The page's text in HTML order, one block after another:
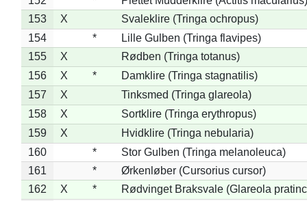
153
X
Svaleklire (Tringa ochropus)
154
*
Lille Gulben (Tringa flavipes)
155
X
Rødben (Tringa totanus)
156
X *
Damklire (Tringa stagnatilis)
157
X
Tinksmed (Tringa glareola)
158
X
Sortklire (Tringa erythropus)
159
X
Hvidklire (Tringa nebularia)
160
*
Stor Gulben (Tringa melanoleuca)
161
*
Ørkenløber (Cursorius cursor)
162
X *
Rødvinget Braksvale (Glareola